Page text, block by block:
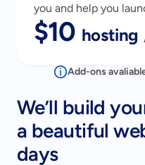
you and help you
$10 hosting
Add-ons
We’ll build
a beautiful
days